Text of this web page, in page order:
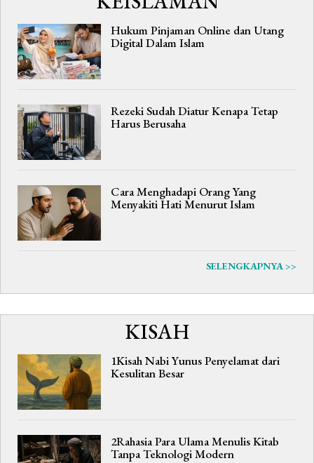
Hukum Pinjaman Online dan Utang
Digital Dalam Islam
Rezeki Sudah Diatur Kenapa Tetap
Harus Berusaha
Cara Menghadapi Orang Yang
Menyakiti Hati Menurut Islam
SELENGKAPNYA >>
KISAH
1Kisah Nabi Yunus Penyelamat dari
Kesulitan Besar
2Rahasia Para Ulama Menulis Kitab
Tanpa Teknologi Modern